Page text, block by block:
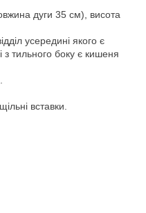
дуги 35 см), висота
усередині якого є
з тильного боку є кишеня
вставки.